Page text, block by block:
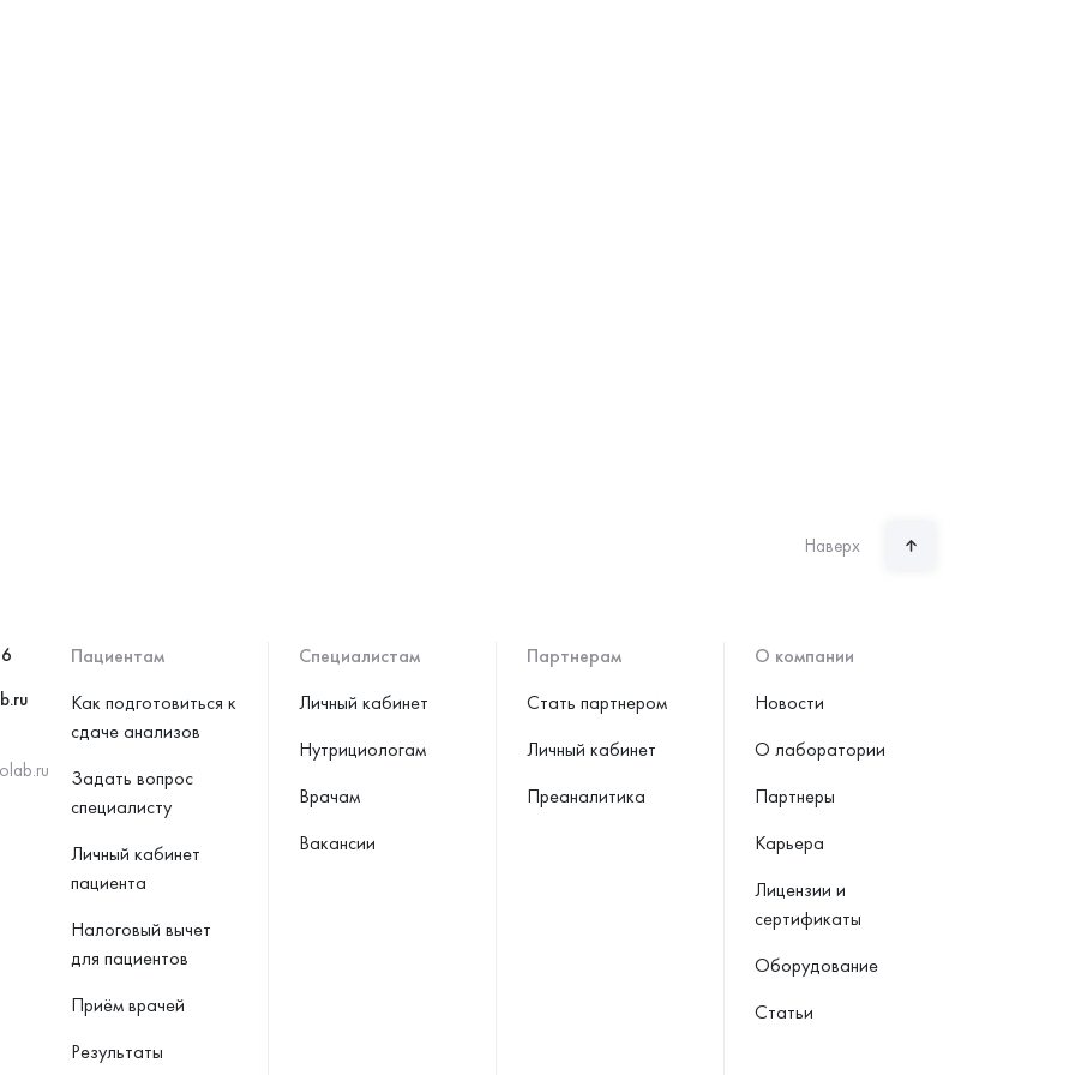
Наверх
Пациентам
Как подготовиться к
сдаче анализов
Задать вопрос
специалисту
Личный кабинет
пациента
Налоговый вычет
для пациентов
Приём врачей
Результаты
Специалистам
Личный кабинет
Нутрициологам
Врачам
Вакансии
Партнерам
Стать партнером
Личный кабинет
Преаналитика
О компании
Новости
О лаборатории
Партнеры
Карьера
Лицензии и
сертификаты
Оборудование
Статьи